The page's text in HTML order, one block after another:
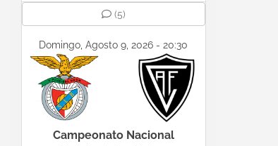
(5)
Domingo, Agosto 9, 2026 - 20:30
Campeonato Nacional